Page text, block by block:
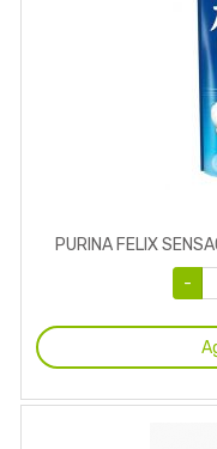
PURINA FELIX
-